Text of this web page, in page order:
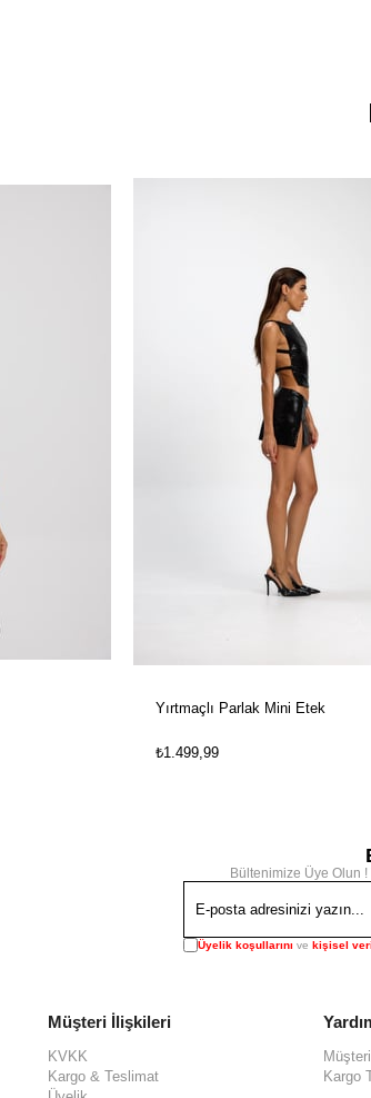
Yırtmaçlı Parlak Mini Etek
₺1.499,99
Bültenimize Üye Olun
Üyelik koşullarını ve kişisel
Müşteri İlişkileri
KVKK
Kargo & Teslimat
Kargo